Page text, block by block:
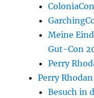
Meine
Gut-Con
Perry
Perry
Besuch in